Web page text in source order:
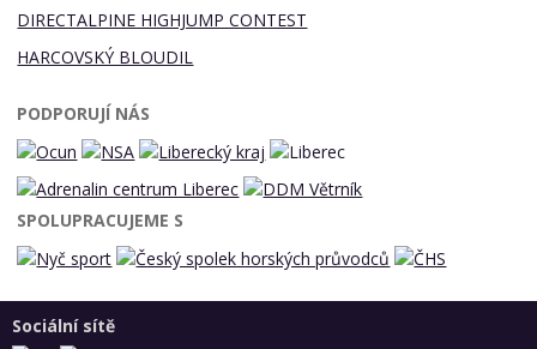
DIRECTALPINE HIGHJUMP CONTEST
HARCOVSKÝ BLOUDIL
PODPORUJÍ NÁS
SPOLUPRACUJEME S
Sociální sítě